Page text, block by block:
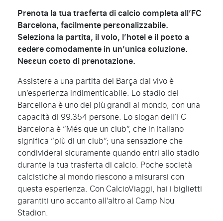
Prenota la tua trasferta di calcio completa all’FC
Barcelona, facilmente personalizzabile.
Seleziona la partita, il volo, l’hotel e il posto a
sedere comodamente in un’unica soluzione.
Nessun costo di prenotazione.
Assistere a una partita del Barça dal vivo è
un’esperienza indimenticabile. Lo stadio del
Barcellona è uno dei più grandi al mondo, con una
capacità di 99.354 persone. Lo slogan dell’FC
Barcelona è “Més que un club”, che in italiano
significa “più di un club”; una sensazione che
condividerai sicuramente quando entri allo stadio
durante la tua trasferta di calcio. Poche società
calcistiche al mondo riescono a misurarsi con
questa esperienza. Con CalcioViaggi, hai i biglietti
garantiti uno accanto all’altro al Camp Nou
Stadion.